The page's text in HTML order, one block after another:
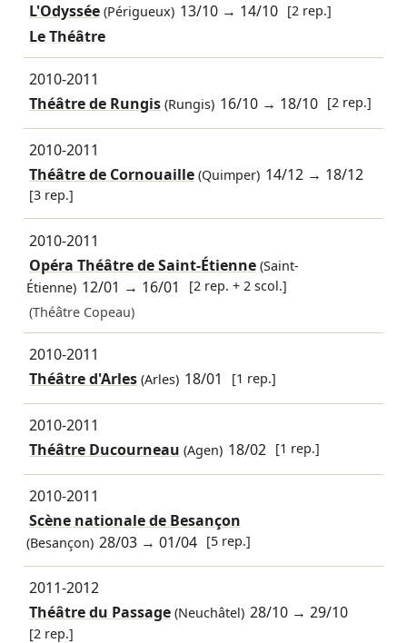
L'Odyssée(Périgueux) 13/10 → 14/10 [2 rep.]
Le Théâtre
2010-2011
Théâtre de Rungis(Rungis) 16/10 → 18/10 [2 rep.]
2010-2011
Théâtre de Cornouaille(Quimper) 14/12 → 18/12
[3 rep.]
2010-2011
Opéra Théâtre de Saint-Étienne(Saint-
Étienne) 12/01 → 16/01
[2 rep. + 2 scol.]
(Théâtre Copeau)
2010-2011
Théâtre d'Arles(Arles) 18/01 [1 rep.]
2010-2011
Théâtre Ducourneau (Agen) 18/02 [1 rep.]
2010-2011
Scène nationale de Besançon
(Besançon) 28/03 →01/04 [5 rep.]
2011-2012
Théâtre du Passage(Neuchâtel) 28/10 →29/10
[2 rep.]